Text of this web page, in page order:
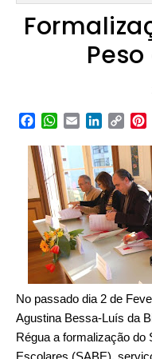
Facebook
WhatsApp
EmailLinkedIn
Copy
No passado dia 2 de
Agustina Bessa-Luís da
Régua a formalização do